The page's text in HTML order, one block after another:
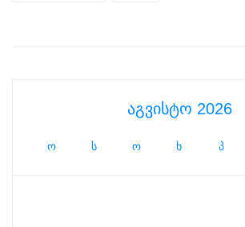
აგვისტო 2026
ო ს ო ხ პ